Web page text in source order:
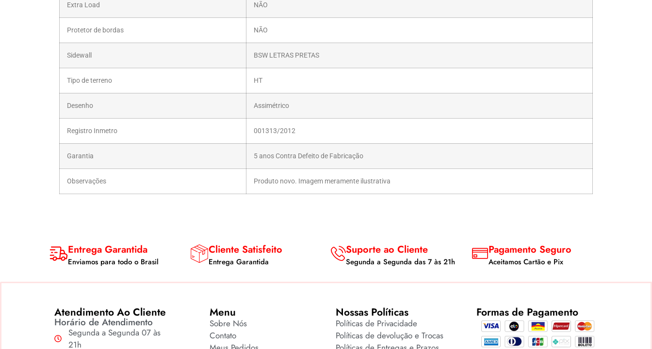
Extra Load NÃO
Protetor de bordas NÃO
Sidewall BSW LETRAS PRETAS
Tipo de terreno HT
Desenho Assimétrico
Registro Inmetro 001313/2012
Garantia 5 anos Contra Defeito de Fabricação
Observações Produto novo. Imagem meramente ilustrativa
Entrega Garantida
Enviamos para todo o Brasil
Cliente Satisfeito
Entrega Garantida
Suporte ao Cliente
Segunda a Segunda das 7 às 21h
Pagamento Seguro
Aceitamos Cartão e Pix
Atendimento Ao Cliente
Horário de Atendimento
Segunda a Segunda 07 às
21h
Menu
Sobre Nós
Contato
Nossas Políticas
Políticas de Privacidade
Políticas de devolução e Trocas
Formas de Pagamento